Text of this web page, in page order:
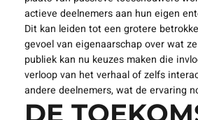
die ze nooit eerder hebben
onderdompeling kan leiden tot
reacties en een diepere verbinding
Bovendien verandert VR de rol van
plaats van passieve toeschouwers
actieve deelnemers aan hun eigen
Dit kan leiden tot een grotere